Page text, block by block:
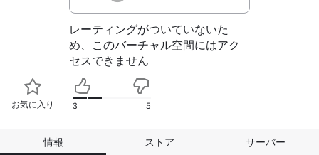
レーティングがついていないた
め、このバーチャル空間にはアク
セスできません
お気に入り 3 5
情報 ストア サーバー